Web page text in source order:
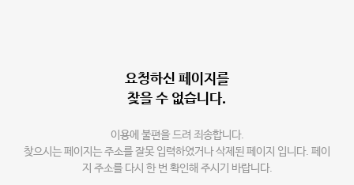
요청하신 페이지를
찾을 수 없습니다.
이용에 불편을 드려 죄송합니다.
찾으시는 페이지는 주소를 잘못 입력하였거나 삭제된 페이지 입니다. 페이
지 주소를 다시 한 번 확인해 주시기 바랍니다.